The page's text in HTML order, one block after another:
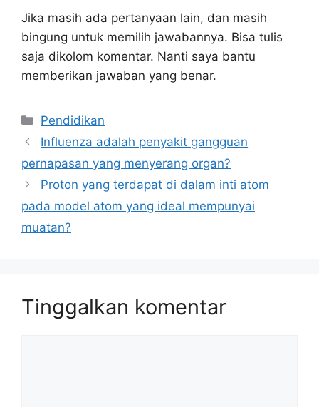
Jika masih ada pertanyaan lain, dan masih
bingung untuk memilih jawabannya. Bisa tulis
saja dikolom komentar. Nanti saya bantu
memberikan jawaban yang benar.
Kategori
Pendidikan
Influenza adalah penyakit gangguan
pernapasan yang menyerang organ?
Proton yang terdapat di dalam inti atom
pada model atom yang ideal mempunyai
muatan?
Tinggalkan komentar